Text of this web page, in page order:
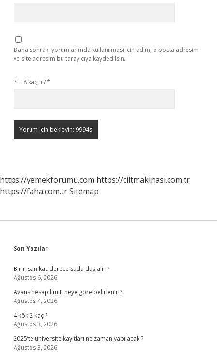
Daha sonraki yorumlarımda kullanılması için adım, e-posta adresim
ve site adresim bu tarayıcıya kaydedilsin.
7 + 8 kaçtır?*
https://yemekforumu.com https://ciltmakinasi.com.tr
https://faha.com.trSitemap
Sidebar
Son Yazılar
Bir insan kaç derece suda duş alır ?
Ağustos 6, 2026
Avans hesap limiti neye göre belirlenir ?
Ağustos 4, 2026
4 kök 2 kaç ?
Ağustos 3, 2026
2025’te üniversite kayıtları ne zaman yapılacak ?
Ağustos 3, 2026